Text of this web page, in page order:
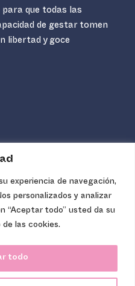
experiencia de navegación,
personalizados y analizar
“Aceptar todo” usted da su
las cookies.
todo
para que todas las
de gestar tomen
libertad y goce
médicos. Nuestros
otros, en la difusión de
servicios de aborto seguro
ofrecemos no tienen costo